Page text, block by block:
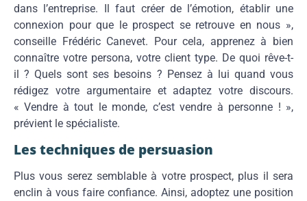
dans l’entreprise. Il faut créer de l’émotion, établir une
connexion pour que le prospect se retrouve en nous »,
conseille Frédéric Canevet. Pour cela, apprenez à bien
connaître votre persona, votre client type. De quoi rêve-t-
il ? Quels sont ses besoins ? Pensez à lui quand vous
rédigez votre argumentaire et adaptez votre discours.
« Vendre à tout le monde, c’est vendre à personne ! »,
prévient le spécialiste.
Les techniques de persuasion
Plus vous serez semblable à votre prospect, plus il sera
enclin à vous faire confiance. Ainsi, adoptez une position